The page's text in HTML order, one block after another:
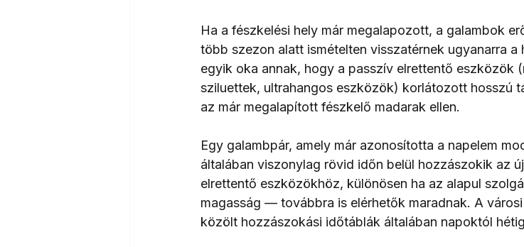
Ha a fészkelési hely már megalapozott, a galambok
több szezon alatt ismételten visszatérnek ugyanarra a
egyik oka annak, hogy a passzív elrettentő eszközök
sziluettek, ultrahangos eszközök) korlátozott hosszú
az már megalapított fészkelő madarak ellen.
Egy galambpár, amely már azonosította a napelem
általában viszonylag rövid időn belül hozzászokik az
elrettentő eszközökhöz, különösen ha az alapul
magasság — továbbra is elérhetők maradnak. A
közölt hozzászokási időtáblák általában napoktól